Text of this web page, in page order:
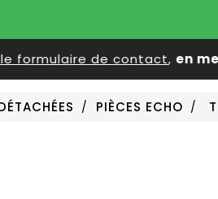
de contact,en
PIÈCES ECHO